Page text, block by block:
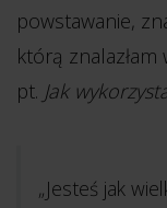
powstawanie,
którą
pt. Jak
„Jesteś jak